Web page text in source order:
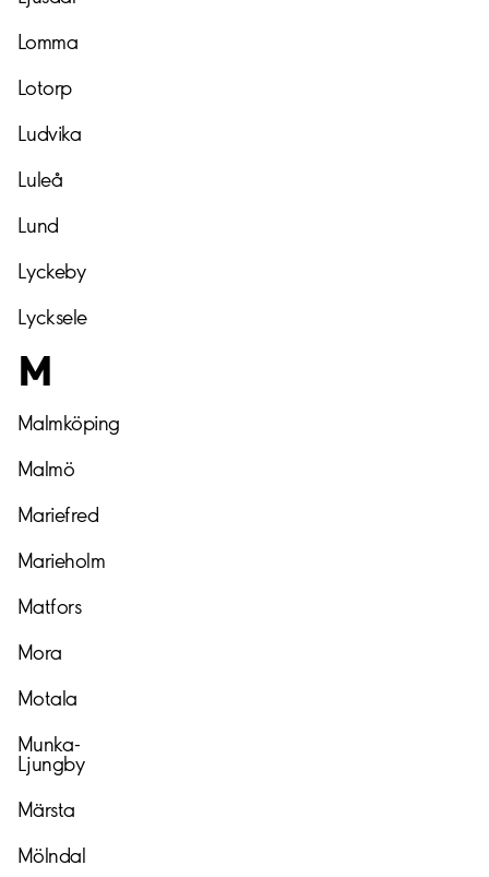
Lomma
Lotorp
Ludvika
Luleå
Lund
Lyckeby
Lycksele
M
Malmköping
Malmö
Mariefred
Marieholm
Matfors
Mora
Motala
Munka-
Ljungby
Märsta
Mölndal